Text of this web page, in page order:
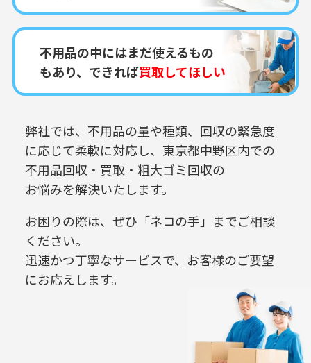
不用品の中にはまだ使えるもの
もあり、できれば買取してほしい
弊社では、不用品の量や種類、回収の緊急度
に応じて柔軟に対応し、 東京都中野区内での
不用品回収・買取・粗大ゴミ回収の
お悩みを解決いたします。
お困りの際は、ぜひ「ネコの手」までご相談
ください。
迅速かつ丁寧なサービスで、お客様のご要望
にお応えします。